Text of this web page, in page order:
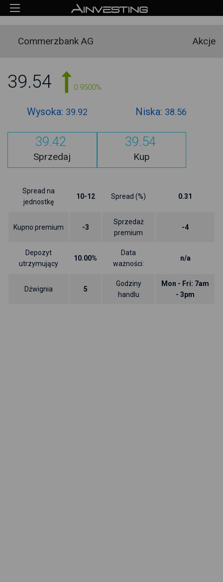
Commerzbank AG Akcje
39.54 0.9500%
Wysoka: 39.92 Niska: 38.56
39.42
Sprzedaj
39.54
Kup
Spread na
jednostkę
10-12 Spread (%) 0.31
Kupno premium -3
Sprzedaż
premium
-4
Depozyt
utrzymujący
10.00%
Data
ważności:
n/a
Dźwignia 5
Godziny
handlu
Mon - Fri: 7am
- 3pm